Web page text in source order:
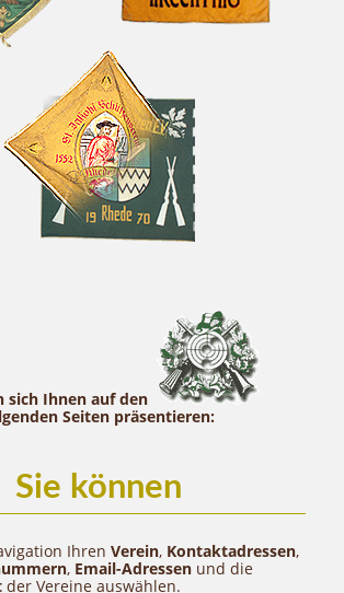
sich Ihnen auf den
Seiten präsentieren:
Sie können
Ihren Verein, Kontaktadressen,
, Email-Adressen und die
der Vereine auswählen.